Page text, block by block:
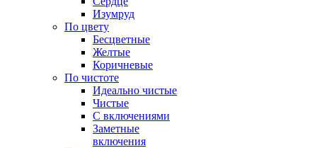
Изумруд
По цвету
Бесцветные
Желтые
Коричневые
По чистоте
Идеально чистые
Чистые
С включениями
Заметные
включения